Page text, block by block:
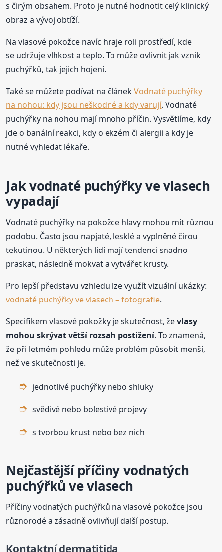
s čirým obsahem. Proto je nutné hodnotit celý klinický
obraz a vývoj obtíží.
Na vlasové pokožce navíc hraje roli prostředí, kde
se udržuje vlhkost a teplo. To může ovlivnit jak vznik
puchýřků, tak jejich hojení.
Také se můžete podívat na článekVodnaté puchýřky
na nohou: kdy jsou neškodné a kdy varují. Vodnaté
puchýřky na nohou mají mnoho příčin. Vysvětlíme, kdy
jde o banální reakci, kdy o ekzém či alergii a kdy je
nutné vyhledat lékaře.
Jak vodnaté puchýřky ve vlasech
vypadají
Vodnaté puchýřky na pokožce hlavy mohou mít různou
podobu. Často jsou napjaté, lesklé a vyplněné čirou
tekutinou. U některých lidí mají tendenci snadno
praskat, následně mokvat a vytvářet krusty.
Pro lepší představu vzhledu lze využít vizuální ukázky:
vodnaté puchýřky ve vlasech – fotografie.
Specifikem vlasové pokožky je skutečnost, ževlasy
mohou skrývat větší rozsah postižení. To znamená,
že při letmém pohledu může problém působit menší,
než ve skutečnosti je.
jednotlivé puchýřky nebo shluky
svědivé nebo bolestivé projevy
s tvorbou krust nebo bez nich
Nejčastější příčiny vodnatých
puchýřků ve vlasech
Příčiny vodnatých puchýřků na vlasové pokožce jsou
různorodé a zásadně ovlivňují další postup.
Kontaktní dermatitida